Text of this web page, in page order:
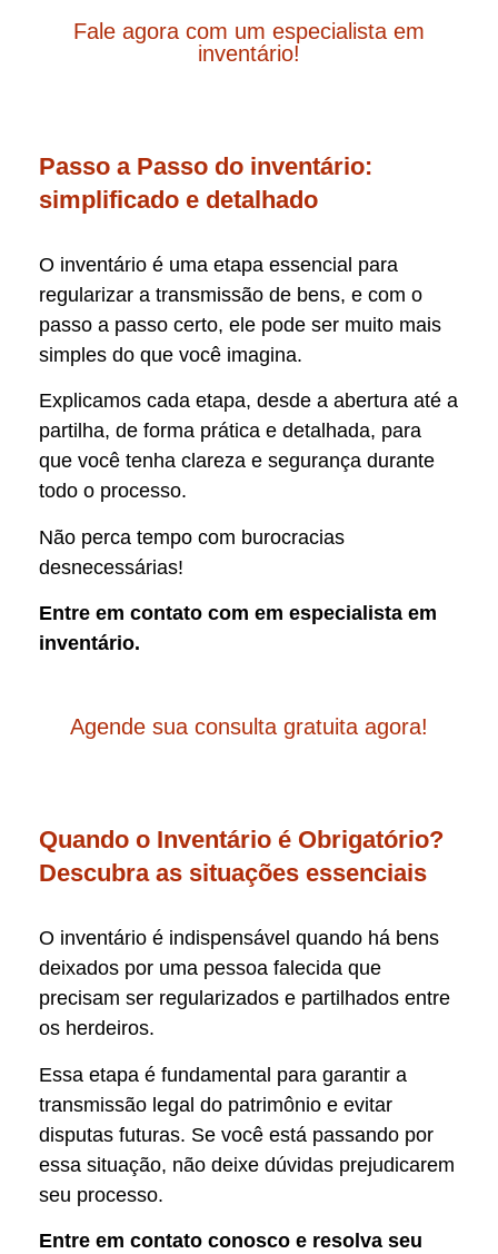
Fale agora com um especialista em
inventário!
Passo a Passo do inventário:
simplificado e detalhado
O inventário é uma etapa essencial para
regularizar a transmissão de bens, e com o
passo a passo certo, ele pode ser muito mais
simples do que você imagina.
Explicamos cada etapa, desde a abertura até a
partilha, de forma prática e detalhada, para
que você tenha clareza e segurança durante
todo o processo.
Não perca tempo com burocracias
desnecessárias!
Entre em contato com em especialista em
inventário.
Agende sua consulta gratuita agora!
Quando o Inventário é Obrigatório?
Descubra as situações essenciais
O inventário é indispensável quando há bens
deixados por uma pessoa falecida que
precisam ser regularizados e partilhados entre
os herdeiros.
Essa etapa é fundamental para garantir a
transmissão legal do patrimônio e evitar
disputas futuras. Se você está passando por
essa situação, não deixe dúvidas prejudicarem
seu processo.
Entre em contato conosco e resolva seu